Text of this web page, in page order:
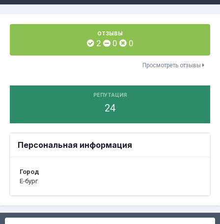
ОТЗЫВЫ
2 0 0
Просмотреть отзывы
РЕПУТАЦИЯ
24
Персональная информация
Город
Е-бург